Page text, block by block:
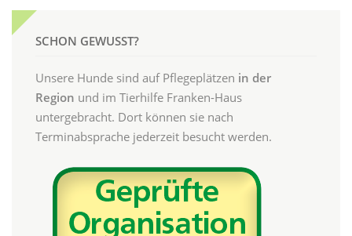
SCHON GEWUSST?
Unsere Hunde sind auf Pflegeplätzen in der
Region und im Tierhilfe Franken-Haus
untergebracht. Dort können sie nach
Terminabsprache jederzeit besucht werden.